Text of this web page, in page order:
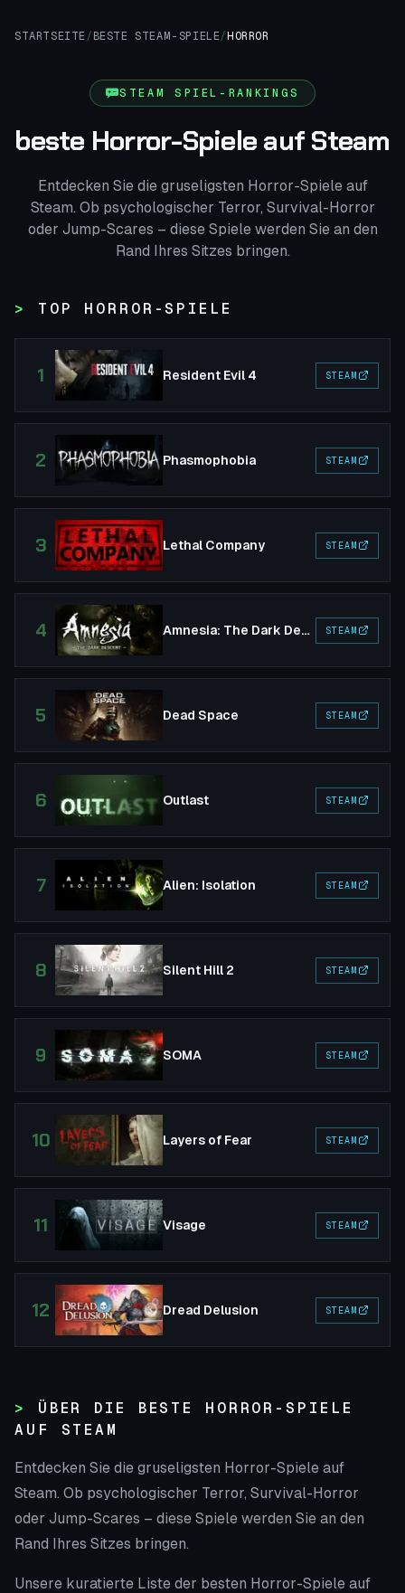
STARTSEITE / BESTE STEAM-SPIELE/ HORROR
STEAM SPIEL-RANKINGS
beste Horror-Spiele auf Steam
Entdecken Sie die gruseligsten Horror-Spiele auf
Steam. Ob psychologischer Terror, Survival-Horror
oder Jump-Scares – diese Spiele werden Sie an den
Rand Ihres Sitzes bringen.
TOP HORROR-SPIELE
1 Resident Evil 4 STEAM
2 Phasmophobia STEAM
3 Lethal Company STEAM
4 Amnesia: The Dark Descent STEAM
5 Dead Space STEAM
6 Outlast STEAM
7 Alien: Isolation STEAM
8 Silent Hill 2 STEAM
9 SOMA STEAM
10 Layers of Fear STEAM
11 Visage STEAM
12 Dread Delusion STEAM
ÜBER DIE BESTE HORROR-SPIELE
AUF STEAM
Entdecken Sie die gruseligsten Horror-Spiele auf
Steam. Ob psychologischer Terror, Survival-Horror
oder Jump-Scares – diese Spiele werden Sie an den
Rand Ihres Sitzes bringen.
Unsere kuratierte Liste der besten Horror-Spiele auf